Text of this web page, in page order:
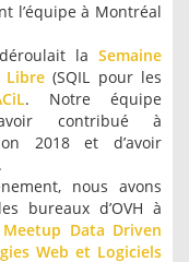
l’équipe à Montréal
la Semaine
Libre (SQIL pour les
. Notre équipe
contribué à
2018 et d’avoir
nous avons
bureaux d’OVH à
Meetup Data Driven
Web et Logiciels